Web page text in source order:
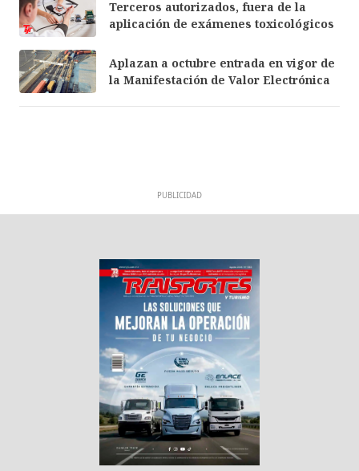
Terceros autorizados, fuera de la
aplicación de exámenes toxicológicos
Aplazan a octubre entrada en vigor de
la Manifestación de Valor Electrónica
PUBLICIDAD